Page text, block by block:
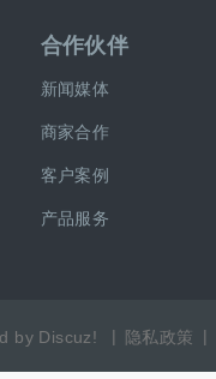
合作伙伴
新闻媒体
商家合作
客户案例
产品服务
by Discuz! | 隐私政策 |